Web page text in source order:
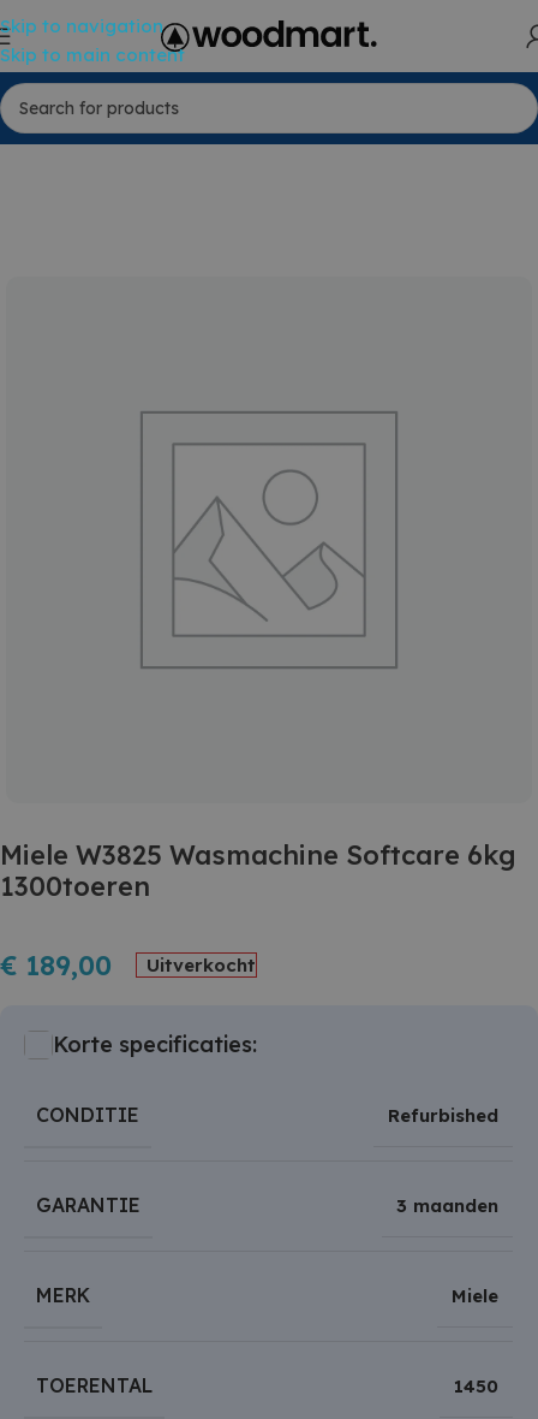
Skip to navigation
Skip to main content
Miele W3825 Wasmachine Softcare 6kg
1300toeren
€ 189,00 Uitverkocht
Korte specificaties:
CONDITIE Refurbished
GARANTIE 3 maanden
MERK Miele
TOERENTAL 1450